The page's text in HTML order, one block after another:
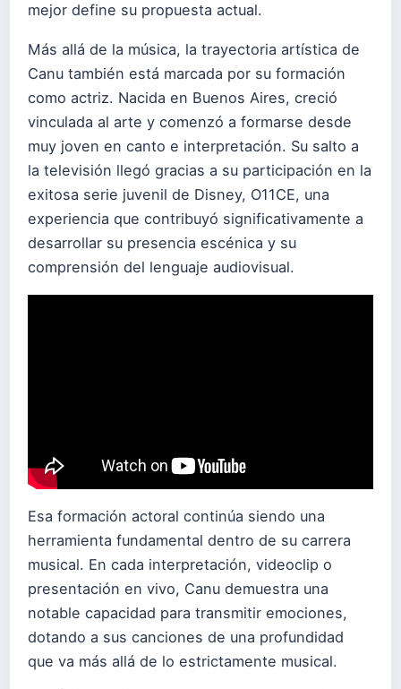
mejor define su propuesta actual.
Más allá de la música, la trayectoria artística de
Canu también está marcada por su formación
como actriz. Nacida en Buenos Aires, creció
vinculada al arte y comenzó a formarse desde
muy joven en canto e interpretación. Su salto a
la televisión llegó gracias a su participación en la
exitosa serie juvenil de Disney, O11CE, una
experiencia que contribuyó significativamente a
desarrollar su presencia escénica y su
comprensión del lenguaje audiovisual.
Esa formación actoral continúa siendo una
herramienta fundamental dentro de su carrera
musical. En cada interpretación, videoclip o
presentación en vivo, Canu demuestra una
notable capacidad para transmitir emociones,
dotando a sus canciones de una profundidad
que va más allá de lo estrictamente musical.